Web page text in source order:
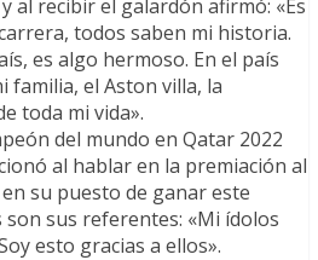
al recibir el galardón afirmó: «Es
todos saben mi historia.
es algo hermoso. En el país
familia, el Aston villa, la
toda mi vida».
del mundo en Qatar 2022
al hablar en la premiación al
su puesto de ganar este
sus referentes: «Mi ídolos
esto gracias a ellos».